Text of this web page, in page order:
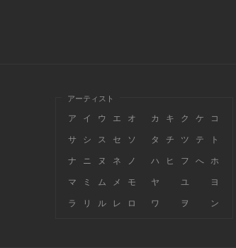
アーティスト
ア イ ウ エ オ カ キ ク ケ コ
サ シ ス セ ソ タ チ ツ テ ト
ナ ニ ヌ ネ ノ ハ ヒ フ へ ホ
マ ミ ム メ モ ヤ ユ ヨ
ラ リ ル レ ロ ワ ヲ ン